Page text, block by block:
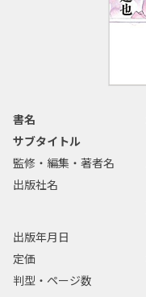
書名
サブタイトル
監修・編集・著者名
出版社名
出版年月日
定価
判型・ページ数